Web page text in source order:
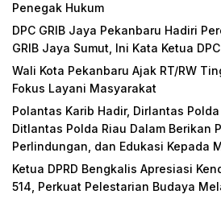
Penegak Hukum
DPC GRIB Jaya Pekanbaru Hadiri
GRIB Jaya Sumut, Ini Kata Ketua
Wali Kota Pekanbaru Ajak RT/RW
Fokus Layani Masyarakat
Polantas Karib Hadir, Dirlantas Polda
Ditlantas Polda Riau Dalam Berikan
Perlindungan, dan Edukasi Kepada
Ketua DPRD Bengkalis Apresiasi
514, Perkuat Pelestarian Budaya